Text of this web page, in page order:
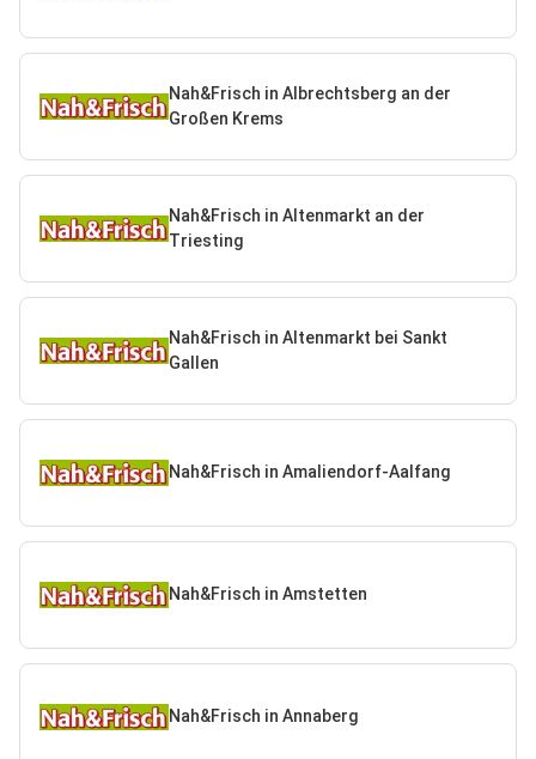
Nah&Frisch in Albrechtsberg an der
Großen Krems
Nah&Frisch in Altenmarkt an der
Triesting
Nah&Frisch in Altenmarkt bei Sankt
Gallen
Nah&Frisch in Amaliendorf-Aalfang
Nah&Frisch in Amstetten
Nah&Frisch in Annaberg